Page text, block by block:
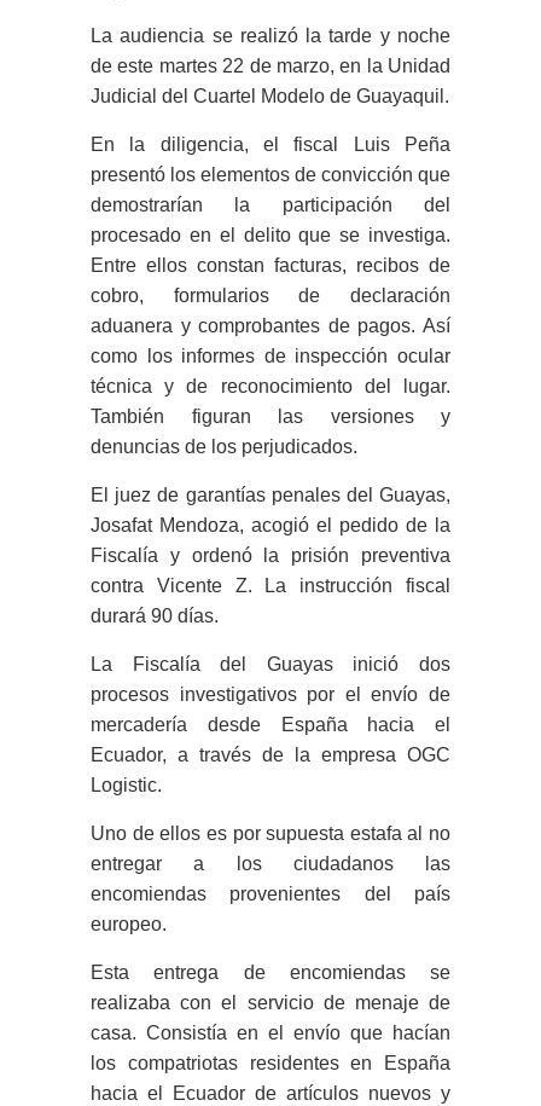
La audiencia se realizó la tarde y noche
de este martes 22 de marzo, en la Unidad
Judicial del Cuartel Modelo de Guayaquil.
En la diligencia, el fiscal Luis Peña
presentó los elementos de convicción que
demostrarían la participación del
procesado en el delito que se investiga.
Entre ellos constan facturas, recibos de
cobro, formularios de declaración
aduanera y comprobantes de pagos. Así
como los informes de inspección ocular
técnica y de reconocimiento del lugar.
También figuran las versiones y
denuncias de los perjudicados.
El juez de garantías penales del Guayas,
Josafat Mendoza, acogió el pedido de la
Fiscalía y ordenó la prisión preventiva
contra Vicente Z. La instrucción fiscal
durará 90 días.
La Fiscalía del Guayas inició dos
procesos investigativos por el envío de
mercadería desde España hacia el
Ecuador, a través de la empresa OGC
Logistic.
Uno de ellos es por supuesta estafa al no
entregar a los ciudadanos las
encomiendas provenientes del país
europeo.
Esta entrega de encomiendas se
realizaba con el servicio de menaje de
casa. Consistía en el envío que hacían
los compatriotas residentes en España
hacia el Ecuador de artículos nuevos y